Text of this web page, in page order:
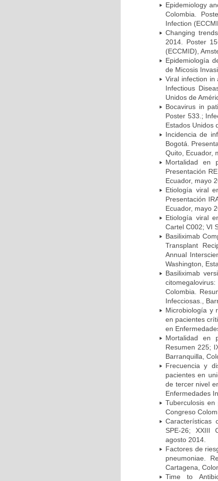
Epidemiology
Colombia.
Infection
Changing
2014. Poster
(ECCMID),
Epidemiología
de Micosis
Viral infection in
Infectious
Unidos de
Bocavirus in
Poster 533.;
Estados Unidos
Incidencia de
Bogotá.
Quito, Ecuador,
Mortalidad en
Presentación
Ecuador, mayo
Etiología viral
Presentación
Ecuador, mayo
Etiología viral
Cartel C002; VI
Basiliximab
Transplant
Annual
Washington,
Basiliximab
Colombia.
Infecciosas.,
Microbiología y
en pacientes
en
Mortalidad en
Resumen 225;
Barranquilla,
Frecuencia y
pacientes en
de tercer nivel
Enfermedades
Tuberculosis
Congreso
Características
SPE-26; XXIII
agosto 2014.
Factores de
pneumoniae.
Cartagena,
Time to